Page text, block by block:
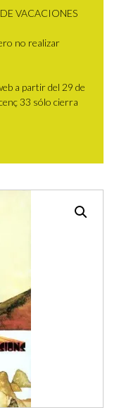
VACACIONES
no realizar
a partir del 29 de
33 sólo cierra